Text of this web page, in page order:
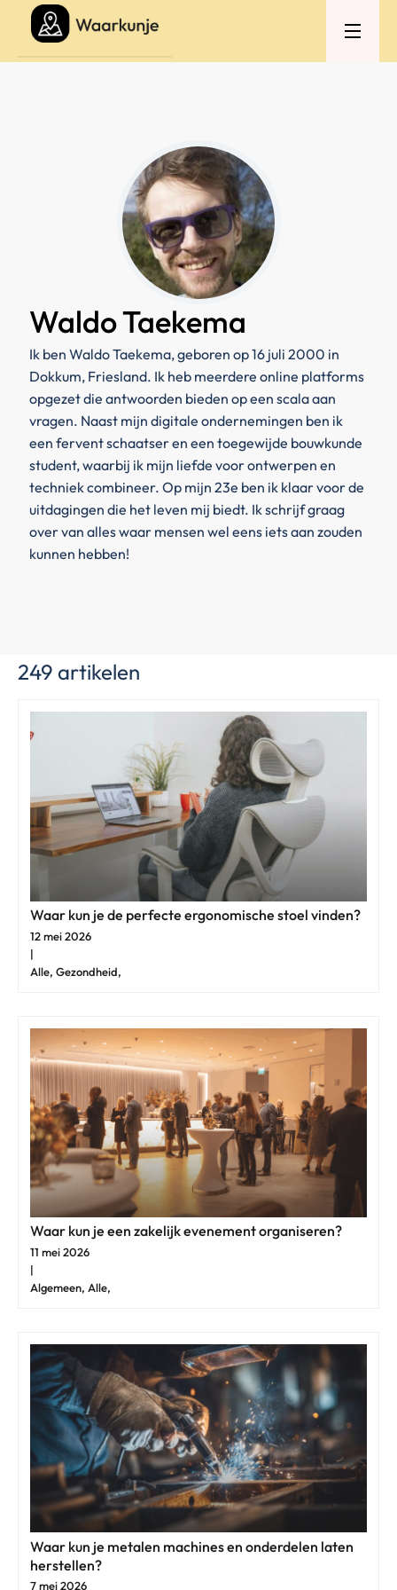
Waldo Taekema
Ik ben Waldo Taekema, geboren op 16 juli 2000 in
Dokkum, Friesland. Ik heb meerdere online platforms
opgezet die antwoorden bieden op een scala aan
vragen. Naast mijn digitale ondernemingen ben ik
een fervent schaatser en een toegewijde bouwkunde
student, waarbij ik mijn liefde voor ontwerpen en
techniek combineer. Op mijn 23e ben ik klaar voor de
uitdagingen die het leven mij biedt. Ik schrijf graag
over van alles waar mensen wel eens iets aan zouden
kunnen hebben!
249 artikelen
Waar kun je de perfecte ergonomische stoel vinden?
12 mei 2026
|
Alle, Gezondheid,
Waar kun je een zakelijk evenement organiseren?
11 mei 2026
|
Algemeen, Alle,
Waar kun je metalen machines en onderdelen laten
herstellen?
7 mei 2026